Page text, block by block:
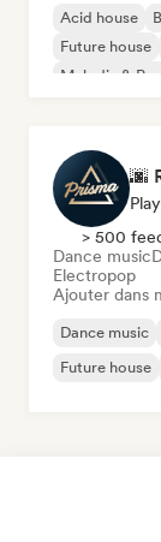
Acid house
Future house
Melodic &
> 500
Dance music
Electropop
Ajouter dans
Dance music
Future house